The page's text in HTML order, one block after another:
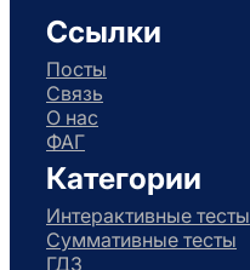
Ссылки
Посты
Связь
О нас
ФАГ
Категории
Интерактивные тесты
Суммативные тесты
ГДЗ